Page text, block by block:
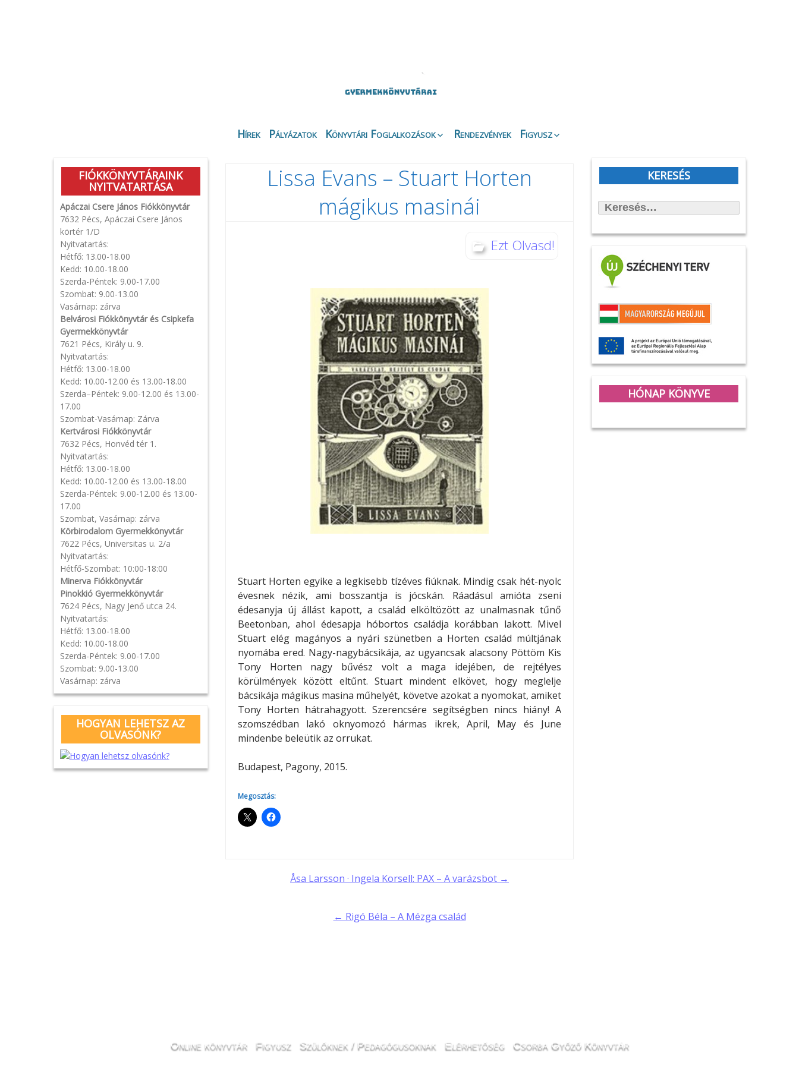
Hírek Pályázatok
Könyvtári Foglalkozások
Belvárosi Fiókkönyvtár
Csipkefa
Gyermekkönyvtár
Pinokkió
Gyermekkönyvtár
Rendezvények
Figyusz
BiblioTéma
Nyitott könyvek
Körbirodalmi lépegető
FIÓKKÖNYVTÁRAINK
NYITVATARTÁSA
Apáczai Csere János Fiókkönyvtár
7632 Pécs, Apáczai Csere János
körtér 1/D
Nyitvatartás:
Hétfő: 13.00-18.00
Kedd: 10.00-18.00
Szerda-Péntek: 9.00-17.00
Szombat: 9.00-13.00
Vasárnap: zárva
Belvárosi Fiókkönyvtár és Csipkefa
Gyermekkönyvtár
7621 Pécs, Király u. 9.
Nyitvatartás:
Hétfő: 13.00-18.00
Kedd: 10.00-12.00 és 13.00-18.00
Szerda–Péntek: 9.00-12.00 és 13.00-
17.00
Szombat-Vasárnap: Zárva
Kertvárosi Fiókkönyvtár
7632 Pécs, Honvéd tér 1.
Nyitvatartás:
Hétfő: 13.00-18.00
Kedd: 10.00-12.00 és 13.00-18.00
Szerda-Péntek: 9.00-12.00 és 13.00-
17.00
Szombat, Vasárnap: zárva
Körbirodalom Gyermekkönyvtár
7622 Pécs, Universitas u. 2/a
Nyitvatartás:
Hétfő-Szombat: 10:00-18:00
Minerva Fiókkönyvtár
Pinokkió Gyermekkönyvtár
7624 Pécs, Nagy Jenő utca 24.
Nyitvatartás:
Hétfő: 13.00-18.00
Kedd: 10.00-18.00
Szerda-Péntek: 9.00-17.00
Szombat: 9.00-13.00
Vasárnap: zárva
HOGYAN LEHETSZ AZ
OLVASÓNK?
KERESÉS
HÓNAP KÖNYVE
Lissa Evans – Stuart Horten
mágikus masinái
Ezt Olvasd!
Stuart Horten egyike a legkisebb tízéves fiúknak. Mindig csak hét-nyolc
évesnek nézik, ami bosszantja is jócskán. Ráadásul amióta zseni
édesanyja új állást kapott, a család elköltözött az unalmasnak tűnő
Beetonban, ahol édesapja hóbortos családja korábban lakott. Mivel
Stuart elég magányos a nyári szünetben a Horten család múltjának
nyomába ered. Nagy-nagybácsikája, az ugyancsak alacsony Pöttöm Kis
Tony Horten nagy bűvész volt a maga idejében, de rejtélyes
körülmények között eltűnt. Stuart mindent elkövet, hogy meglelje
bácsikája mágikus masina műhelyét, követve azokat a nyomokat, amiket
Tony Horten hátrahagyott. Szerencsére segítségben nincs hiány! A
szomszédban lakó oknyomozó hármas ikrek, April, May és June
mindenbe beleütik az orrukat.
Budapest, Pagony, 2015.
Megosztás:
Åsa Larsson · Ingela Korsell: PAX – A varázsbot →
← Rigó Béla – A Mézga család
Online könyvtár Figyusz Szülőknek / Pedagógusoknak Elérhetőség Csorba Győző Könyvtár